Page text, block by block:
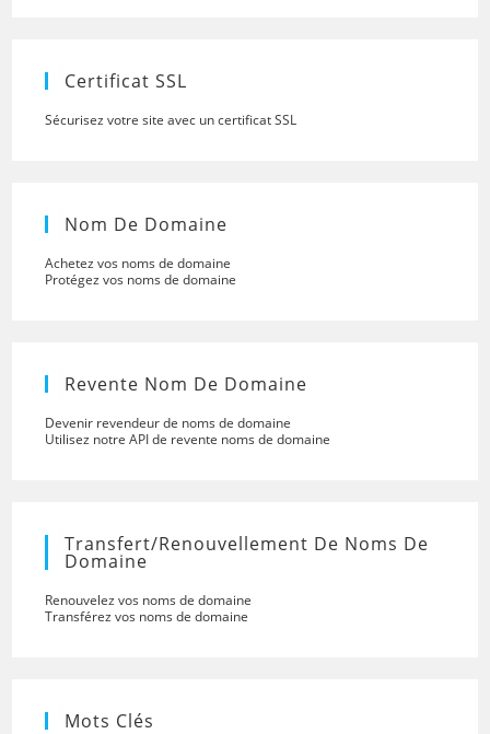
Certificat SSL
Sécurisez votre site avec un certificat SSL
Nom De Domaine
Achetez vos noms de domaine
Protégez vos noms de domaine
Revente Nom De Domaine
Devenir revendeur de noms de domaine
Utilisez notre API de revente noms de domaine
Transfert/renouvellement De Noms De
Domaine
Renouvelez vos noms de domaine
Transférez vos noms de domaine
Mots Clés